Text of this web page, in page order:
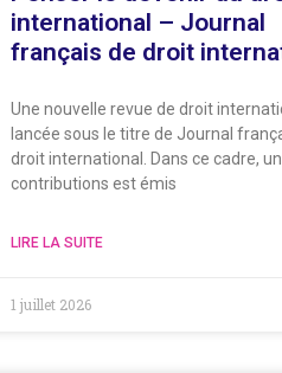
international – Journal
français de droit
Une nouvelle revue de droit
lancée sous le titre de Journal
droit international. Dans ce cadre,
contributions est émis
LIRE LA SUITE
1 juillet 2026